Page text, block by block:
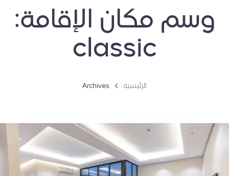
الوحدات اليومية
الوحدات الشهرية
ملاك العقارات
حسابي
وسم مكان الإقامة:
classic
الرئيسية Archives